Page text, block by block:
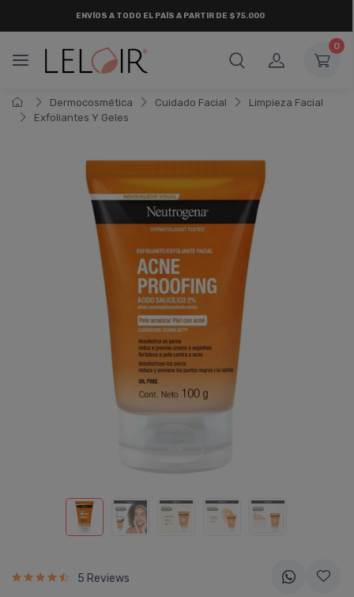
ENVÍOS A TODO EL PAÍS A PARTIR DE $75.000
0
Dermocosmética Cuidado Facial
Limpieza Facial
Exfoliantes Y Geles
5 Reviews